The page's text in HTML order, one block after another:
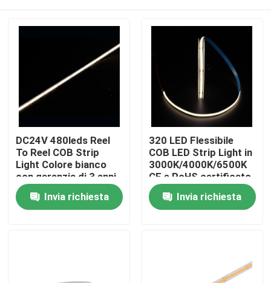
DC24V 480leds Reel
To Reel COB Strip
Light Colore bianco
con garanzia di 3 anni
CRI 90+ CE/ROHS
elencatoInvia richiesta
320 LED Flessibile
COB LED Strip Light in
3000K/4000K/6500K
CE e RoHS certificato
24V/12V
Invia richiesta